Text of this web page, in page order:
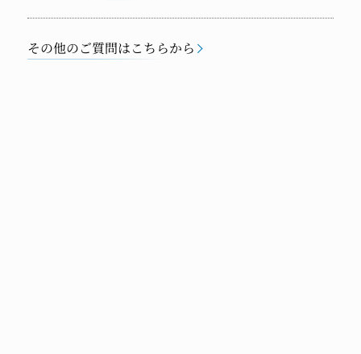
その他のご質問はこちらから